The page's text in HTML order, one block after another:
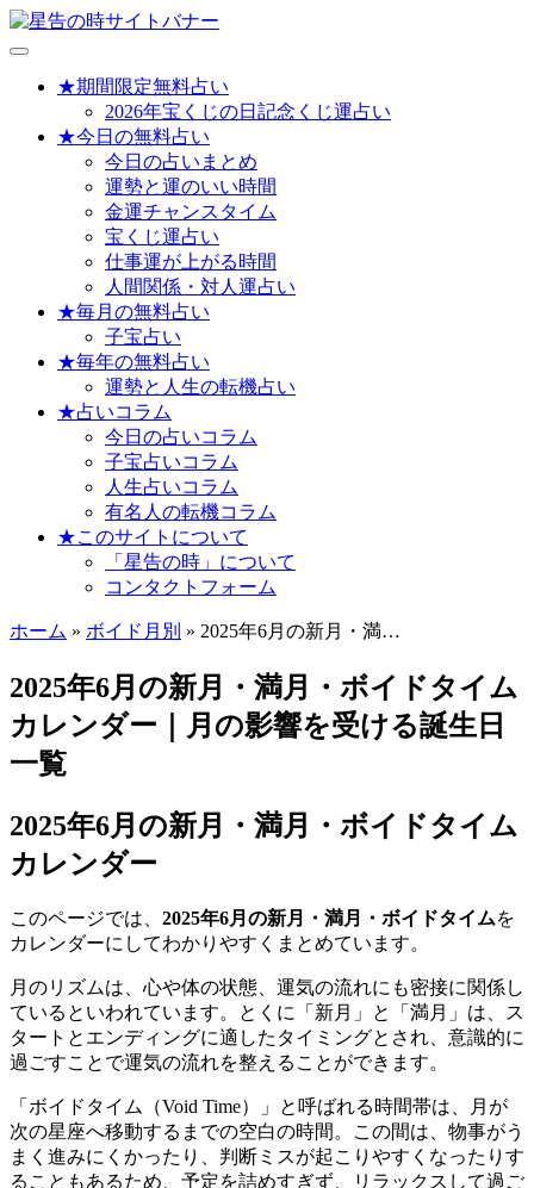
メ
★期間限定無料占い
2026年宝くじの日記念くじ運占い
★今日の無料占い
今日の占いまとめ
運勢と運のいい時間
金運チャンスタイム
宝くじ運占い
仕事運が上がる時間
人間関係・対人運占い
★毎月の無料占い
子宝占い
★毎年の無料占い
運勢と人生の転機占い
★占いコラム
今日の占いコラム
子宝占いコラム
人生占いコラム
有名人の転機コラム
★このサイトについて
「星告の時」について
コンタクトフォーム
ホーム » ボイド月別 » 2025年6月の新月・満…
2025年6月の新月・満月・ボイドタイム
カレンダー｜月の影響を受ける誕生日
一覧
2025年6月の新月・満月・ボイドタイム
カレンダー
このページでは、 2025年6月の新月・満月・ボイドタイムを
カレンダーにしてわかりやすくまとめています。
月のリズムは、心や体の状態、運気の流れにも密接に関係し
ているといわれています。とくに「新月」と「満月」は、ス
タートとエンディングに適したタイミングとされ、意識的に
過ごすことで運気の流れを整えることができます。
「ボイドタイム（Void Time）」と呼ばれる時間帯は、月が
次の星座へ移動するまでの空白の時間。この間は、物事がう
まく進みにくかったり、判断ミスが起こりやすくなったりす
ることもあるため、予定を詰めすぎず、リラックスして過ご